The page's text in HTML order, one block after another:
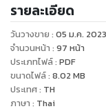
“งั้นก็เพิ่มข้อนี้ไปอีกข้อ”
“ไม่นะ!”
“ทำไมล่ะ”
“ก็ฉะ...ฉันไม่อยากเ
แต่เหมือนไม่แน่ใจกับ
ติดๆ ขัดๆ
รายละเอียด
วันวางขาย : 05 ม.ค. 2023
จำนวนหน้า : 97 หน้า
ประเภทไฟล์: PDF
ขนาดไฟล์: 8.02 MB
ประเทศ: TH
ภาษา : Thai